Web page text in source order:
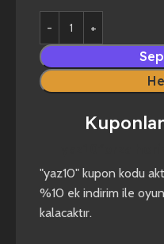
"yaz10" kupon kodu
%10 ek indirim ile oyun
kalacaktır.